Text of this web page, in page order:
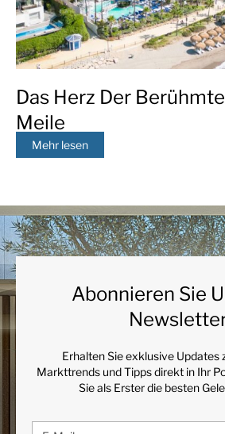
Das Herz Der
Meile
Mehr lesen
Abonnieren Sie
Erhalten Sie exklusive Updates
Markttrends und Tipps direkt in Ihr
Sie als Erster die besten